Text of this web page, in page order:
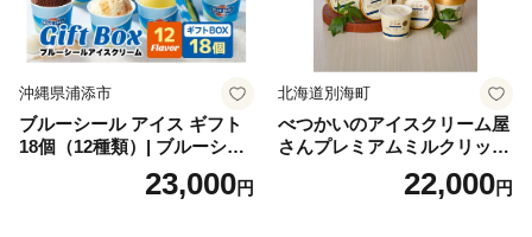
沖縄県浦添市
ブルーシール アイス ギフト
18個（12種類）| ブルーシー
ルアイス ブルーシールアイ
スクリーム 着日指定可能 送
23,000円
北海道別海町
べつかいのアイスクリーム屋
さんプレミアムミルクリッチ
12個（AP-01）（ 北海道アイ
ス 北海道産アイス アイス ア
22,000円